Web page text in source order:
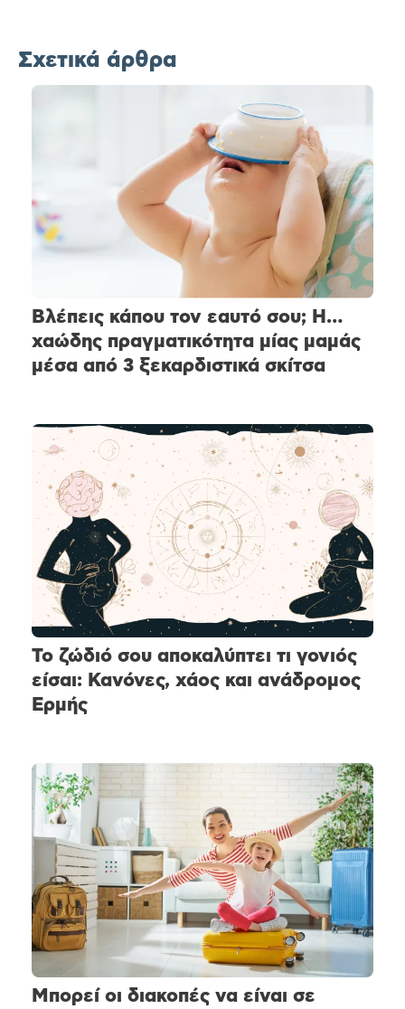
Σχετικά άρθρα
Βλέπεις κάπου τον εαυτό σου; Η…
χαώδης πραγματικότητα μίας μαμάς
μέσα από 3 ξεκαρδιστικά σκίτσα
Το ζώδιό σου αποκαλύπτει τι γονιός
είσαι: Κανόνες, χάος και ανάδρομος
Ερμής
Μπορεί οι διακοπές να είναι σε